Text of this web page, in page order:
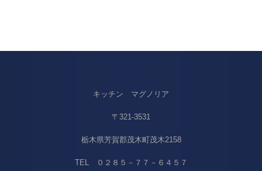
キッチン マグノリア
〒321-3531
栃木県芳賀郡茂木町茂木2158
TEL ０２８５－７７－６４５７